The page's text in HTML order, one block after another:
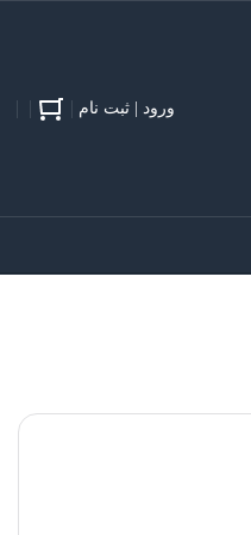
ورود | ثبت نام